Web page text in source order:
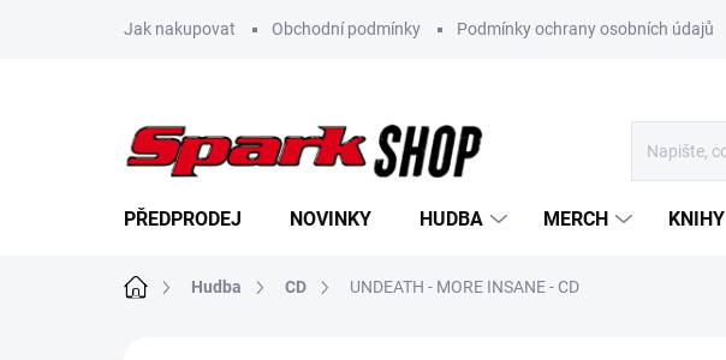
Jak nakupovat Obchodní podmínky Podmínky ochrany osobních údajů
PŘEDPRODEJ NOVINKY HUDBA MERCH KNIHY
Domů Hudba CD UNDEATH - MORE INSANE - CD